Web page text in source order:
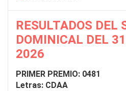
RESULTADOS DEL
DOMINICAL DEL
2026
PRIMER PREMIO: 0481
Letras: CDAA